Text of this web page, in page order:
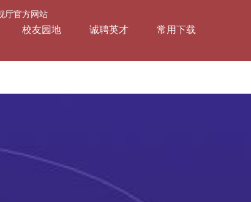
厅官方网站
校友园地 诚聘英才 常用下载